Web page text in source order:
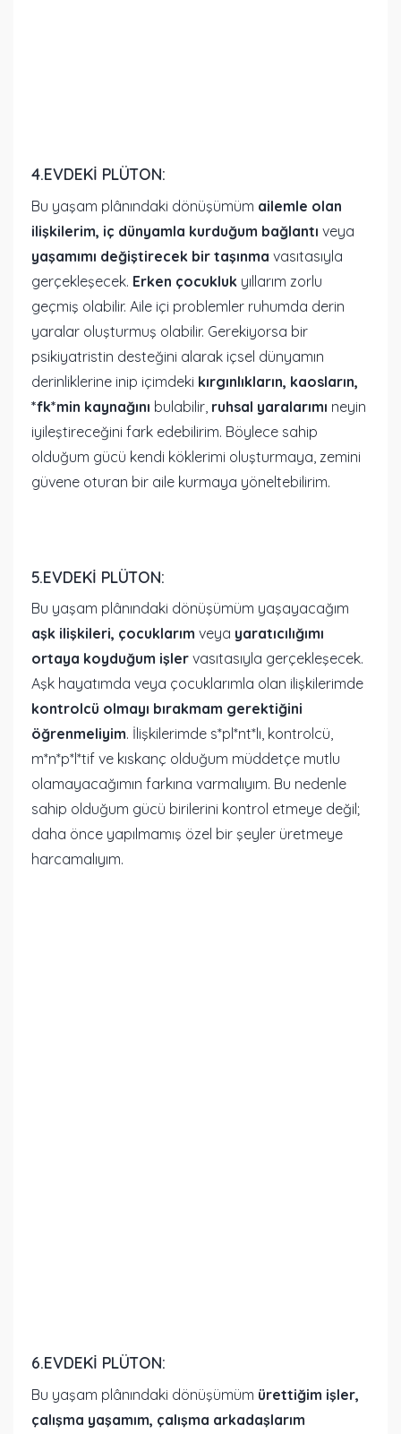
4.EVDEKI PLÜTON:
Bu yaşam plânındaki dönüşümüm ailemle olan
ilişkilerim, iç dünyamla kurduğum bağlantı veya
yaşamımı değiştirecek bir taşınma vasıtasıyla
gerçekleşecek. Erken çocukluk yıllarım zorlu
geçmiş olabilir. Aile içi problemler ruhumda derin
yaralar oluşturmuş olabilir. Gerekiyorsa bir
psikiyatristin desteğini alarak içsel dünyamın
derinliklerine inip içimdeki kırgınlıkların, kaosların,
*fk*min kaynağını bulabilir, ruhsal yaralarımı neyin
iyileştireceğini fark edebilirim. Böylece sahip
olduğum gücü kendi köklerimi oluşturmaya, zemini
güvene oturan bir aile kurmaya yöneltebilirim.
5.EVDEKI PLÜTON:
Bu yaşam plânındaki dönüşümüm yaşayacağım
aşk ilişkileri, çocuklarım veya yaratıcılığımı
ortaya koyduğum işler vasıtasıyla gerçekleşecek.
Aşk hayatımda veya çocuklarımla olan ilişkilerimde
kontrolcü olmayı bırakmam gerektiğini
öğrenmeliyim. İlişkilerimde s*pl*nt*lı, kontrolcü,
m*n*p*l*tif ve kıskanç olduğum müddetçe mutlu
olamayacağımın farkına varmalıyım. Bu nedenle
sahip olduğum gücü birilerini kontrol etmeye değil;
daha önce yapılmamış özel bir şeyler üretmeye
harcamalıyım.
6.EVDEKI PLÜTON:
Bu yaşam plânındaki dönüşümüm ürettiğim işler,
çalışma yaşamım, çalışma arkadaşlarım